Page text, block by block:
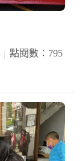
點閱數：795